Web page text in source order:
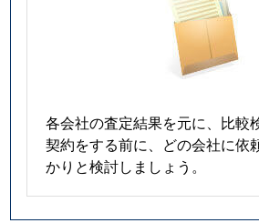
各会社の査定結果を元に、比較
契約をする前に、どの会社に依
かりと検討しましょう。